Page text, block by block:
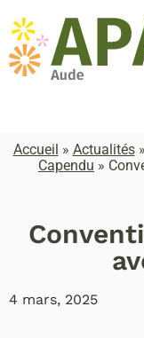
Accueil » Actualités»
Capendu »
4 mars, 2025